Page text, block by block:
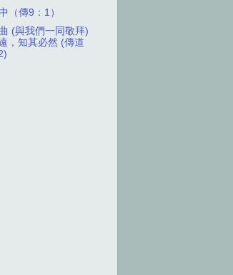
（傳9：1）
(與我們一同敬拜)
，知其必然 (傳道